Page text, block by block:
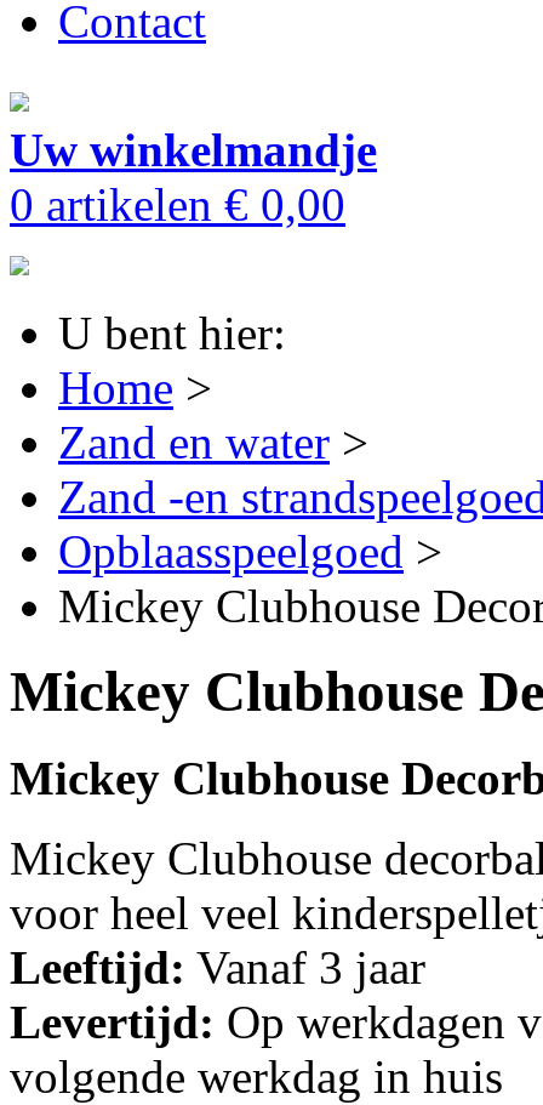
Contact
Uw winkelmandje
0 artikelen € 0,00
U bent hier:
Home >
Zand en water >
Zand -en
Opblaasspeelgoed >
Mickey Clubhouse
Mickey Clubhouse
Mickey Clubhouse
Mickey Clubhouse
voor heel veel
Leeftijd: Vanaf 3 jaar
Levertijd: Op werkdagen
volgende werkdag in huis